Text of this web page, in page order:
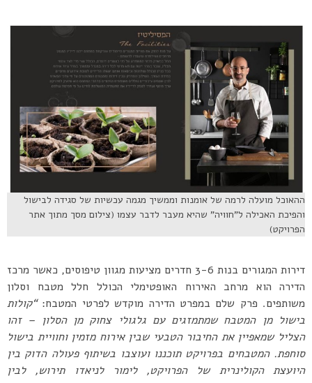
ההאוכל מועלה לרמה של אומנות וממשיך מגמה עכשיות של סגידה לבישול
והפיכת האכילה ל”חוויה” שהיא מעבר לדבר עצמו (צילום מסך מתוך אתר
הפרויקט)
דירות המגורים בנות 3-6 חדרים מציעות מגוון טיפוסים, כאשר מרכז
הדירה הוא מרחב האירוח האופטימלי הכולל חלל מטבח וסלון
משותפים. פרק שלם במפרט הדירה מוקדש לפרטי המטבח:“קולות
בישול מן המטבח שמתמזגים עם גלגולי צחוק מן הסלון –זהו
הצליל שמאפיין את החיבור הטבעי שבין אירוח מזמין וחוויית בישול
סוחפת.המטבחים בפרויקט תוכננו ועוצבו בשיתוף פעולה הדוק בין
היועצת הקולינרית של הפרויקט,לימור לניאדו תירוש,לבין